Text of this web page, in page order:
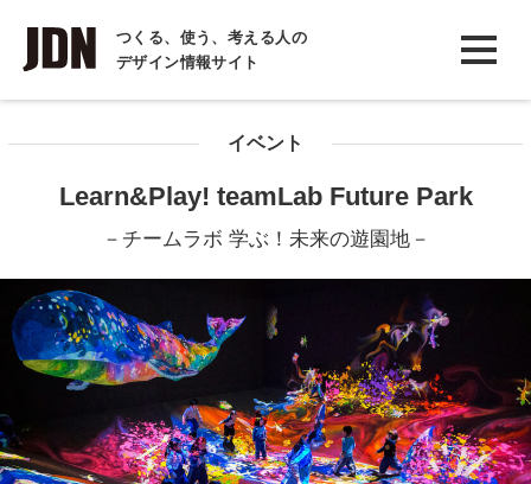
つくる、使う、考える人の
デザイン情報サイト
INTERVIEW
インタビュー
COLUMN
イベント
Learn&Play! teamLab Future Park
－チームラボ 学ぶ！未来の遊園地－